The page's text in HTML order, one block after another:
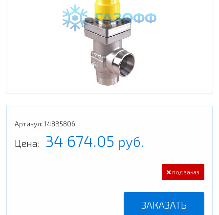
Артикул: 148B5806
Цена: 34 674.05 руб.
под заказ
ЗАКАЗАТЬ